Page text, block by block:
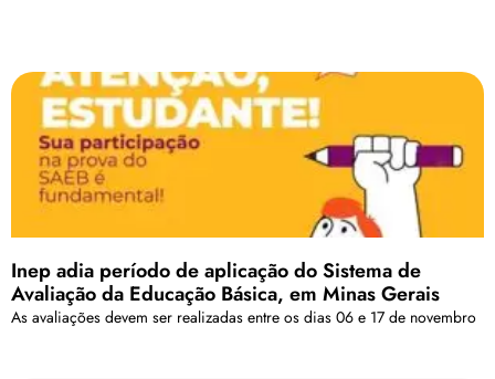
Inep adia período de aplicação do Sistema de
Avaliação da Educação Básica, em Minas Gerais
As avaliações devem ser realizadas entre os dias 06 e 17 de novembro